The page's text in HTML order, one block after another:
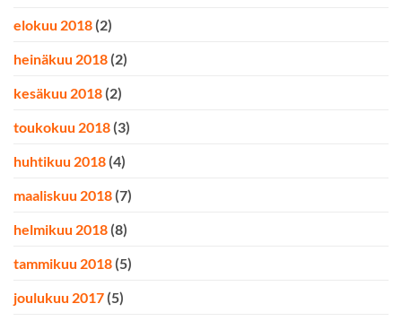
elokuu 2018 (2)
heinäkuu 2018 (2)
kesäkuu 2018 (2)
toukokuu 2018 (3)
huhtikuu 2018 (4)
maaliskuu 2018 (7)
helmikuu 2018 (8)
tammikuu 2018 (5)
joulukuu 2017 (5)